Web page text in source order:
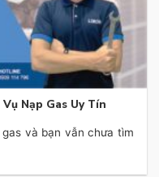
Nạp Gas Uy Tín
và bạn vẫn chưa tìm